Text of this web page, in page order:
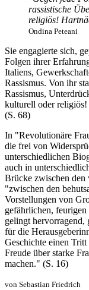
rassistische
religiös!
Ondina Peteani
Sie engagierte sich,
Folgen ihrer
Italiens,
Rassismus. Von ihr
Rassismus,
kulturell oder
(S. 68)
In "Revolutionäre
die frei von
unterschiedlichen
auch in
Brücke zwischen den
"zwischen den
Vorstellungen von
gefährlichen,
gelingt hervorragend,
für die
Geschichte einen
Freude über starke
machen." (S. 16)
von Sebastian Friedrich